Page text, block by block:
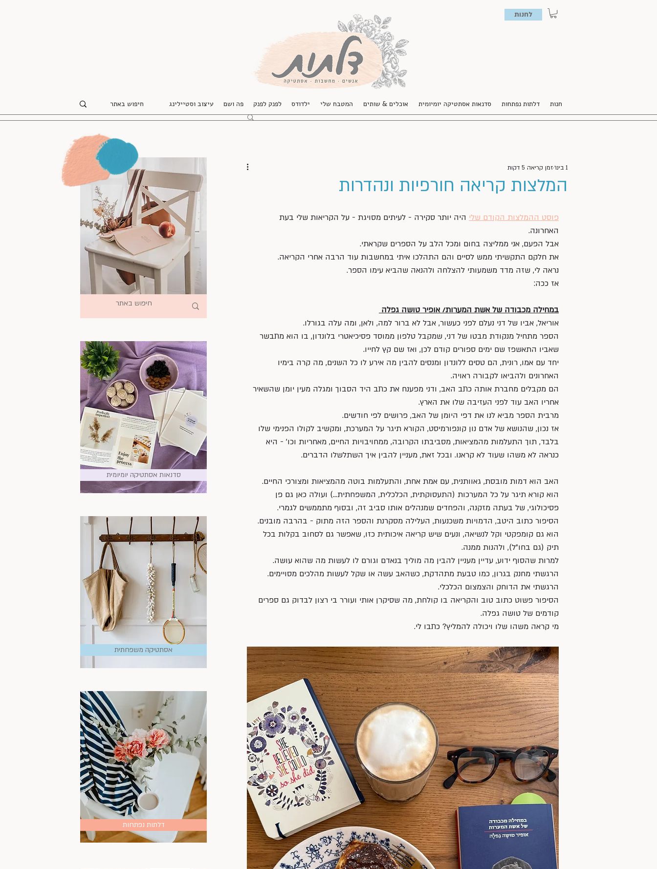
לחנות
חנות דלתות נפתחות סדנאות אסתטיקה יומיומית אוכלים & שותים המטבח שלי ילדודס לפנק לפנק פה ושם עיצוב וסטיילינג
המלצות קריאה חורפיות ונהדרות
1 בינו׳ זמן קריאה 5 דקות
פוסט ההמלצות הקודם שלי היה יותר סקירה - לעיתים מסויגת - על הקריאות שלי בעת
האחרונה.
אבל הפעם, אני ממליצה בחום ומכל הלב על הספרים שקראתי.
את חלקם התקשיתי ממש לסיים והם התהלכו איתי במחשבות עוד הרבה אחרי הקריאה.
נראה לי, שזה מדד משמעותי להצלחה ולהנאה שהביא עימו הספר.
אז ככה:
במחילה מכבודה של אשת המערות/ אופיר טושה גפלה
אוריאל, אביו של דני נעלם לפני כעשור, אבל לא ברור למה, ולאן, ומה עלה בגורלו.
הספר מתחיל מנקודת מבטו של דני, שמקבל טלפון ממוסד פסיכיאטרי בלונדון, בו הוא מתבשר
שאביו התאשפז שם ימים ספורים קודם לכן, ואז שם קץ לחייו.
יחד עם אמו, רונית, הם טסים ללונדון ומנסים להבין מה אירע לו כל השנים, מה קרה בימיו
האחרונים ולהביאו לקבורה ראויה.
הם מקבלים מחברת אותה כתב האב, ודני מפענח את כתב היד הסבוך ומגלה מעין יומן שהשאיר
אחריו האב עוד לפני העזיבה שלו את הארץ.
מרבית הספר מביא לנו את דפי היומן של האב, פרושים לפי חודשים.
אז נכון, שהנושא של אדם נון קונפורמיסט, הקורא תיגר על המערכת, ומקשיב לקולו הפנימי שלו
בלבד, תוך התעלמות מהמציאות, מסביבתו הקרובה, ממחויבויות החיים, מאחריות וכו' - היא
כנראה לא משהו שעוד לא קראנו. ובכל זאת, מעניין להבין איך השתלשלו הדברים.
האב הוא דמות מובסת, גאוותנית, עם אמת אחת, והתעלמות בוטה מהמציאות ומצורכי החיים.
הוא קורא תיגר על כל המערכות (התעסוקתית, הכלכלית, המשפחתית…) ועולה כאן גם פן
פסיכולוגי, של בעתה מזקנה, והפחדים שמנהלים אותו סביב זה, ובסוף מתממשים לגמרי.
הסיפור כתוב היטב, הדמויות משכנעות, העלילה מסקרנת והספר הזה מתוק - בהרבה מובנים.
הוא גם קומפקטי וקל לנשיאה, ונעים שיש קריאה איכותית כזו, שאפשר גם לסחוב בקלות בכל
תיק (גם בחו״ל), ולהנות ממנה.
למרות שהסוף ידוע, עדיין מעניין להבין מה מוליך בנאדם וגורם לו לעשות מה שהוא עושה.
הרגשתי מחנק בגרון, כמו טבעת מתהדקת, כשהאב עשה או שקל לעשות מהלכים מסויימים.
הרגשתי את הדוחק והצמצום הכלכלי.
הסיפור פשוט כתוב טוב והקריאה בו קולחת, מה שסיקרן אותי ועורר בי רצון לבדוק גם ספרים
קודמים של טושה גפלה.
מי קראה משהו שלו ויכולה להמליץ? כתבו לי.
סדנאות אסתטיקה יומיומית
אסתטיקה משפחתית
דלתות נפתחות